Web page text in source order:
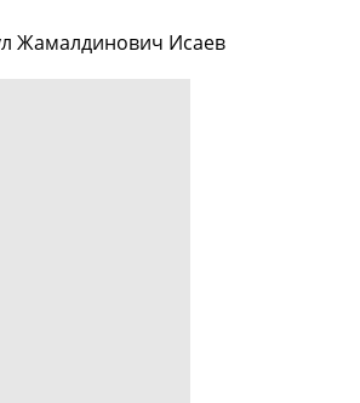
Жамалдинович Исаев